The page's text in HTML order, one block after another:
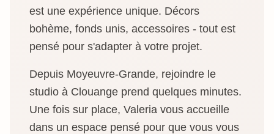
est une expérience unique. Décors
bohème, fonds unis, accessoires - tout est
pensé pour s'adapter à votre projet.
Depuis Moyeuvre-Grande, rejoindre le
studio à Clouange prend quelques minutes.
Une fois sur place, Valeria vous accueille
dans un espace pensé pour que vous vous